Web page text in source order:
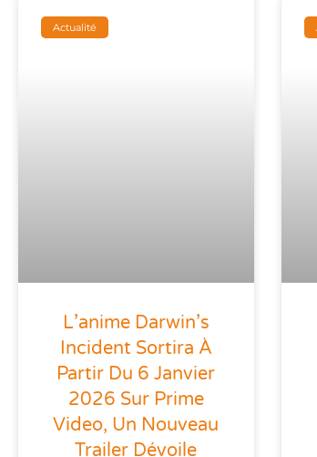
Actualité
L’anime Darwin’s
Incident Sortira À
Partir Du 6 Janvier
2026 Sur Prime
Video, Un Nouveau
Trailer Dévoile